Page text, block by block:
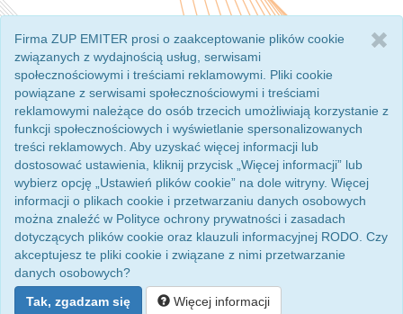
Firma ZUP EMITER prosi o zaakceptowanie plików cookie
związanych z wydajnością usług, serwisami
społecznościowymi i treściami reklamowymi. Pliki cookie
powiązane z serwisami społecznościowymi i treściami
reklamowymi należące do osób trzecich umożliwiają korzystanie z
funkcji społecznościowych i wyświetlanie spersonalizowanych
treści reklamowych. Aby uzyskać więcej informacji lub
dostosować ustawienia, kliknij przycisk „Więcej informacji” lub
wybierz opcję „Ustawień plików cookie” na dole witryny. Więcej
informacji o plikach cookie i przetwarzaniu danych osobowych
można znaleźć w Polityce ochrony prywatności i zasadach
dotyczących plików cookie oraz klauzuli informacyjnej RODO. Czy
akceptujesz te pliki cookie i związane z nimi przetwarzanie
danych osobowych?
Tak, zgadzam się
Więcej informacji